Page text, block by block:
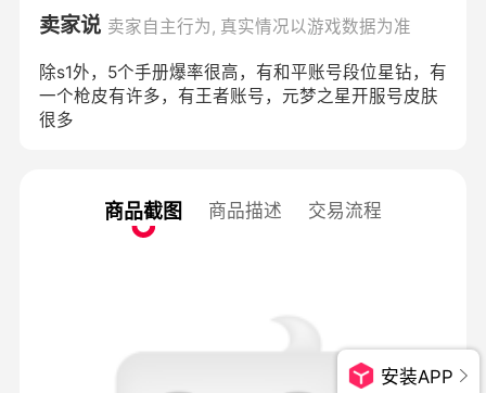
卖家说 卖家自主行为, 真实情况以游戏数据为准
除s1外，5个手册爆率很高，有和平账号段位星钻，有
一个枪皮有许多，有王者账号，元梦之星开服号皮肤
很多
商品截图 商品描述 交易流程
安装APP